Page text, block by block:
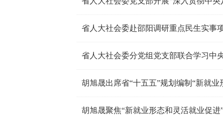
省人大社会委赴邵阳调研重点民生实事
省人大社会委分党组党支部联合学习中
胡旭晟聚焦“新就业形态和灵活就业促